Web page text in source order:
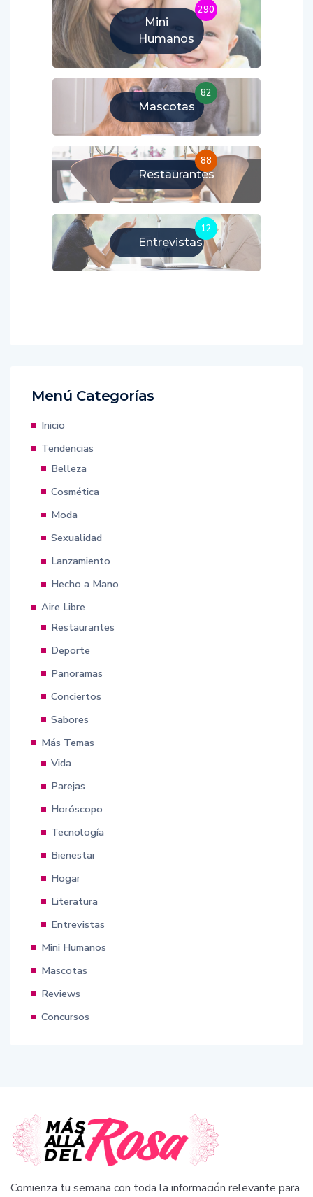
Mini
Humanos
290
Mascotas
82
Restaurantes
88
Entrevistas
12
Menú Categorías
Inicio
Tendencias
Belleza
Cosmética
Moda
Sexualidad
Lanzamiento
Hecho a Mano
Aire Libre
Restaurantes
Deporte
Panoramas
Conciertos
Sabores
Más Temas
Vida
Parejas
Horóscopo
Tecnología
Bienestar
Hogar
Literatura
Entrevistas
Mini Humanos
Mascotas
Reviews
Concursos
Comienza tu semana con toda la información relevante para